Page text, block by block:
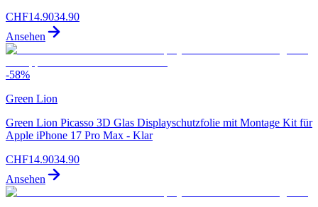
CHF14.9034.90
Ansehen
-58%
Green Lion
Green Lion Picasso 3D Glas Displayschutzfolie mit Montage Kit für
Apple iPhone 17 Pro Max - Klar
CHF14.9034.90
Ansehen